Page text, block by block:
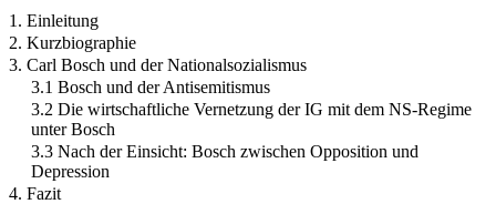
1. Einleitung
2. Kurzbiographie
3. Carl Bosch und der Nationalsozialismus
3.1 Bosch und der Antisemitismus
3.2 Die wirtschaftliche Vernetzung der IG mit dem NS-Regime
unter Bosch
3.3 Nach der Einsicht: Bosch zwischen Opposition und
Depression
4. Fazit